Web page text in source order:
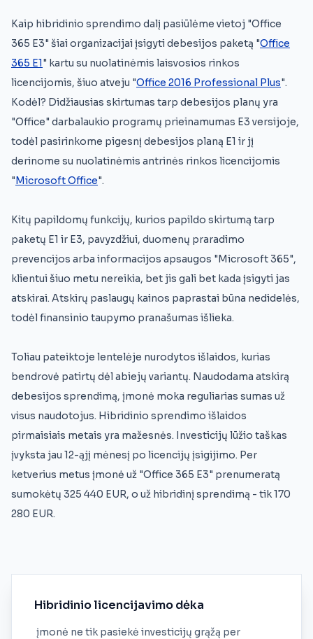
Kaip hibridinio sprendimo dalį pasiūlėme vietoj "Office
365 E3" šiai organizacijai įsigyti debesijos paketą "Office
365 E1" kartu su nuolatinėmis laisvosios rinkos
licencijomis, šiuo atveju "Office 2016 Professional Plus".
Kodėl? Didžiausias skirtumas tarp debesijos planų yra
"Office" darbalaukio programų prieinamumas E3 versijoje,
todėl pasirinkome pigesnį debesijos planą E1 ir jį
derinome su nuolatinėmis antrinės rinkos licencijomis
"Microsoft Office".
Kitų papildomų funkcijų, kurios papildo skirtumą tarp
paketų E1 ir E3, pavyzdžiui, duomenų praradimo
prevencijos arba informacijos apsaugos "Microsoft 365",
klientui šiuo metu nereikia, bet jis gali bet kada įsigyti jas
atskirai. Atskirų paslaugų kainos paprastai būna nedidelės,
todėl finansinio taupymo pranašumas išlieka.
Toliau pateiktoje lentelėje nurodytos išlaidos, kurias
bendrovė patirtų dėl abiejų variantų. Naudodama atskirą
debesijos sprendimą, įmonė moka reguliarias sumas už
visus naudotojus. Hibridinio sprendimo išlaidos
pirmaisiais metais yra mažesnės. Investicijų lūžio taškas
įvyksta jau 12-ąjį mėnesį po licencijų įsigijimo. Per
ketverius metus įmonė už "Office 365 E3" prenumeratą
sumokėtų 325 440 EUR, o už hibridinį sprendimą - tik 170
280 EUR.
Hibridinio licencijavimo dėka
įmonė ne tik pasiekė investicijų grąžą per